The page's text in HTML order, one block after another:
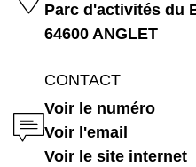
Parc d'activités du
64600 ANGLET
CONTACT
Voir le numéro
Voir l'email
Voir le site internet